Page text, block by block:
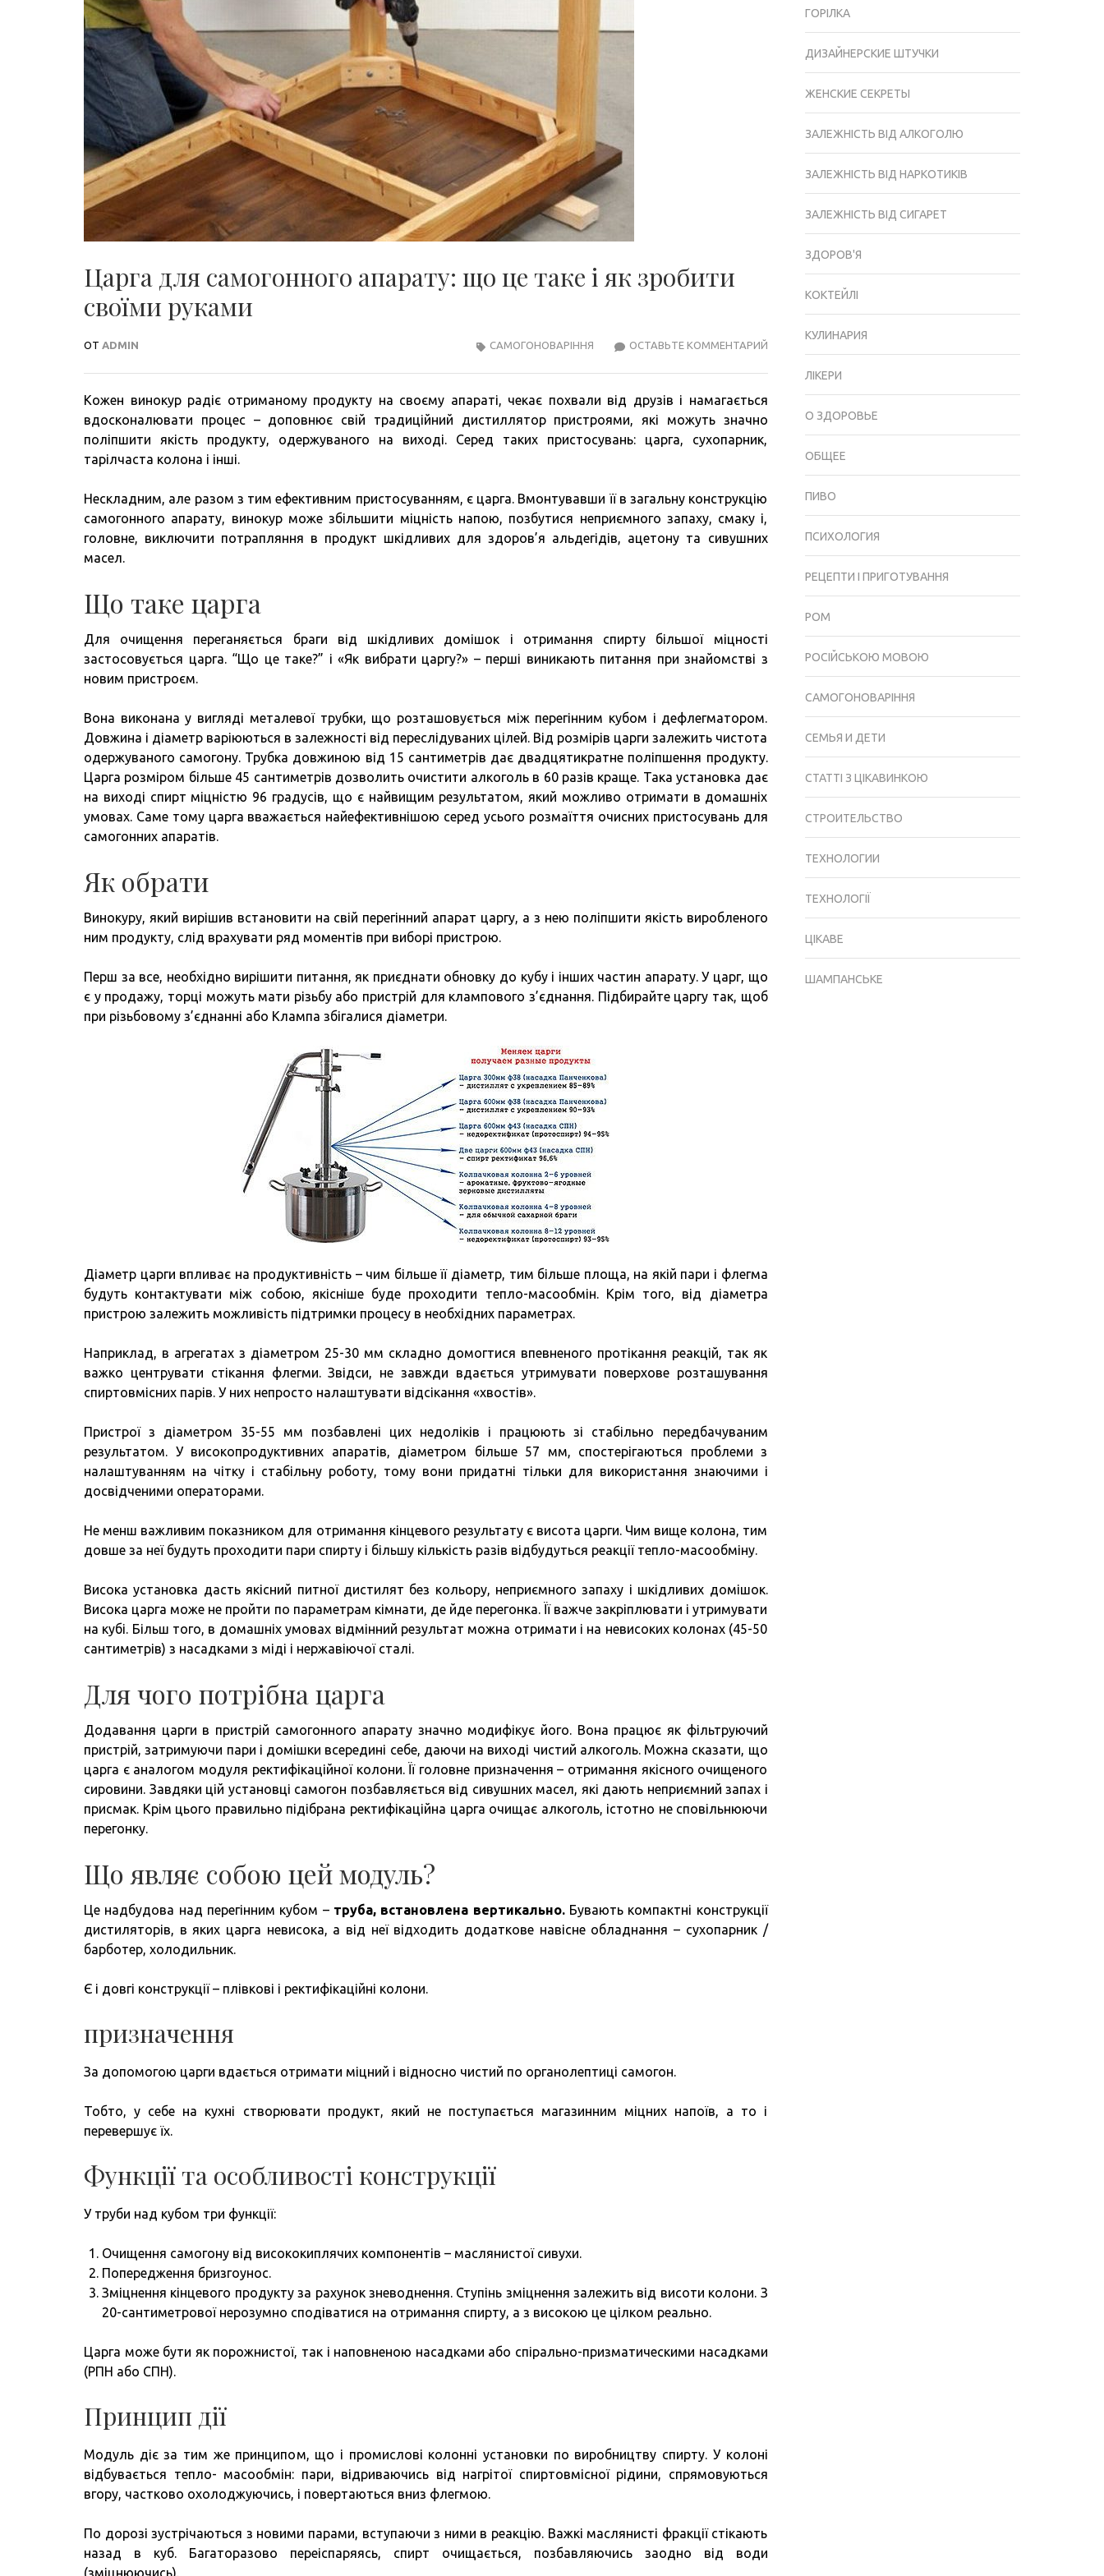
Царга для самогонного апарату: що це таке і як зробити
своїми руками
ОТ ADMIN ОСТАВЬТЕ КОММЕНТАРИЙ
СВОЇМИ
САМОГОНОВАРІННЯ
Кожен винокур радіє отриманому продукту на своєму апараті, чекає похвали від друзів і намагається
вдосконалювати процес – доповнює свій традиційний дистиллятор пристроями, які можуть значно
поліпшити якість продукту, одержуваного на виході. Серед таких пристосувань: царга, сухопарник,
тарілчаста колона і інші.
Нескладним, але разом з тим ефективним пристосуванням, є царга. Вмонтувавши її в загальну конструкцію
самогонного апарату, винокур може збільшити міцність напою, позбутися неприємного запаху, смаку і,
головне, виключити потрапляння в продукт шкідливих для здоров’я альдегідів, ацетону та сивушних
масел.
Що таке царга
Для очищення переганяється браги від шкідливих домішок і отримання спирту більшої міцності
застосовується царга. “Що це таке?” і «Як вибрати царгу?» – перші виникають питання при знайомстві з
новим пристроєм.
Вона виконана у вигляді металевої трубки, що розташовується між перегінним кубом і дефлегматором.
Довжина і діаметр варіюються в залежності від переслідуваних цілей. Від розмірів царги залежить чистота
одержуваного самогону. Трубка довжиною від 15 сантиметрів дає двадцятикратне поліпшення продукту.
Царга розміром більше 45 сантиметрів дозволить очистити алкоголь в 60 разів краще. Така установка дає
на виході спирт міцністю 96 градусів, що є найвищим результатом, який можливо отримати в домашніх
умовах. Саме тому царга вважається найефективнішою серед усього розмаїття очисних пристосувань для
самогонних апаратів.
Як обрати
Винокуру, який вирішив встановити на свій перегінний апарат царгу, а з нею поліпшити якість виробленого
ним продукту, слід врахувати ряд моментів при виборі пристрою.
Перш за все, необхідно вирішити питання, як приєднати обновку до кубу і інших частин апарату. У царг, що
є у продажу, торці можуть мати різьбу або пристрій для клампового з’єднання. Підбирайте царгу так, щоб
при різьбовому з’єднанні або Клампа збігалися діаметри.
Діаметр царги впливає на продуктивність – чим більше її діаметр, тим більше площа, на якій пари і флегма
будуть контактувати між собою, якісніше буде проходити тепло-масообмін. Крім того, від діаметра
пристрою залежить можливість підтримки процесу в необхідних параметрах.
Наприклад, в агрегатах з діаметром 25-30 мм складно домогтися впевненого протікання реакцій, так як
важко центрувати стікання флегми. Звідси, не завжди вдається утримувати поверхове розташування
спиртовмісних парів. У них непросто налаштувати відсікання «хвостів».
Пристрої з діаметром 35-55 мм позбавлені цих недоліків і працюють зі стабільно передбачуваним
результатом. У високопродуктивних апаратів, діаметром більше 57 мм, спостерігаються проблеми з
налаштуванням на чітку і стабільну роботу, тому вони придатні тільки для використання знаючими і
досвідченими операторами.
Не менш важливим показником для отримання кінцевого результату є висота царги. Чим вище колона, тим
довше за неї будуть проходити пари спирту і більшу кількість разів відбудуться реакції тепло-масообміну.
Висока установка дасть якісний питної дистилят без кольору, неприємного запаху і шкідливих домішок.
Висока царга може не пройти по параметрам кімнати, де йде перегонка. Її важче закріплювати і утримувати
на кубі. Більш того, в домашніх умовах відмінний результат можна отримати і на невисоких колонах (45-50
сантиметрів) з насадками з міді і нержавіючої сталі.
Для чого потрібна царга
Додавання царги в пристрій самогонного апарату значно модифікує його. Вона працює як фільтруючий
пристрій, затримуючи пари і домішки всередині себе, даючи на виході чистий алкоголь. Можна сказати, що
царга є аналогом модуля ректифікаційної колони. Її головне призначення – отримання якісного очищеного
сировини. Завдяки цій установці самогон позбавляється від сивушних масел, які дають неприємний запах і
присмак. Крім цього правильно підібрана ректифікаційна царга очищає алкоголь, істотно не сповільнюючи
перегонку.
Що являє собою цей модуль?
Це надбудова над перегінним кубом – труба, встановлена вертикально.Бувають компактні конструкції
дистиляторів, в яких царга невисока, а від неї відходить додаткове навісне обладнання – сухопарник /
барботер, холодильник.
Є і довгі конструкції – плівкові і ректифікаційні колони.
призначення
За допомогою царги вдається отримати міцний і відносно чистий по органолептиці самогон.
Тобто, у себе на кухні створювати продукт, який не поступається магазинним міцних напоїв, а то і
перевершує їх.
Функції та особливості конструкції
У труби над кубом три функції:
Очищення самогону від висококиплячих компонентів – маслянистої сивухи.
Попередження бризгоунос.
Зміцнення кінцевого продукту за рахунок зневоднення. Ступінь зміцнення залежить від висоти колони. З
20-сантиметрової нерозумно сподіватися на отримання спирту, а з високою це цілком реально.
Царга може бути як порожнистої, так і наповненою насадками або спірально-призматическими насадками
(РПН або СПН).
Принцип дії
Модуль діє за тим же принципом, що і промислові колонні установки по виробництву спирту. У колоні
відбувається тепло- масообмін: пари, відриваючись від нагрітої спиртовмісної рідини, спрямовуються
вгору, частково охолоджуючись, і повертаються вниз флегмою.
По дорозі зустрічаються з новими парами, вступаючи з ними в реакцію. Важкі маслянисті фракції стікають
назад в куб. Багаторазово переіспаряясь, спирт очищається, позбавляючись заодно від води
(зміцнюючись).
ГОРІЛКА
ДИЗАЙНЕРСКИЕ ШТУЧКИ
ЖЕНСКИЕ СЕКРЕТЫ
ЗАЛЕЖНІСТЬ ВІД АЛКОГОЛЮ
ЗАЛЕЖНІСТЬ ВІД НАРКОТИКІВ
ЗАЛЕЖНІСТЬ ВІД СИГАРЕТ
ЗДОРОВ'Я
КОКТЕЙЛІ
КУЛИНАРИЯ
ЛІКЕРИ
О ЗДОРОВЬЕ
ОБЩЕЕ
ПИВО
ПСИХОЛОГИЯ
РЕЦЕПТИ І ПРИГОТУВАННЯ
РОМ
РОСІЙСЬКОЮ МОВОЮ
САМОГОНОВАРІННЯ
СЕМЬЯ И ДЕТИ
СТАТТІ З ЦІКАВИНКОЮ
СТРОИТЕЛЬСТВО
ТЕХНОЛОГИИ
ТЕХНОЛОГІЇ
ЦІКАВЕ
ШАМПАНСЬКЕ